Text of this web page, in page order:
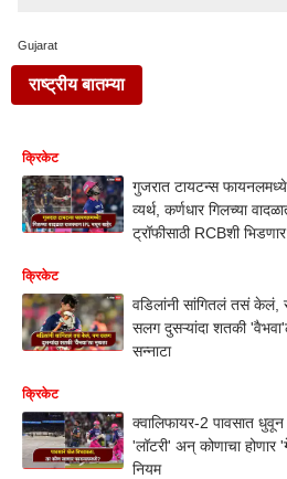
Gujarat
राष्ट्रीय बातम्या
क्रिकेट
गुजरात टायटन्स
व्यर्थ, कर्णधार गिलच्या
ट्रॉफीसाठी RCBशी भिडणार
क्रिकेट
वडिलांनी सांगितलं तसं केलं,
सलग दुसऱ्यांदा शतकी
सन्नाटा
क्रिकेट
क्वालिफायर-2 पावसात धुवून
'लॉटरी' अन् कोणाचा
नियम